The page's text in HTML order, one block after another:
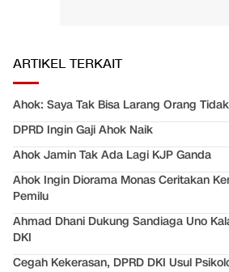
ARTIKEL TERKAIT
Ahok: Saya Tak Bisa Larang Orang
DPRD Ingin Gaji Ahok Naik
Ahok Jamin Tak Ada Lagi KJP Ganda
Ahok Ingin Diorama Monas Ceritakan
Pemilu
Ahmad Dhani Dukung Sandiaga Uno
DKI
Cegah Kekerasan, DPRD DKI Usul